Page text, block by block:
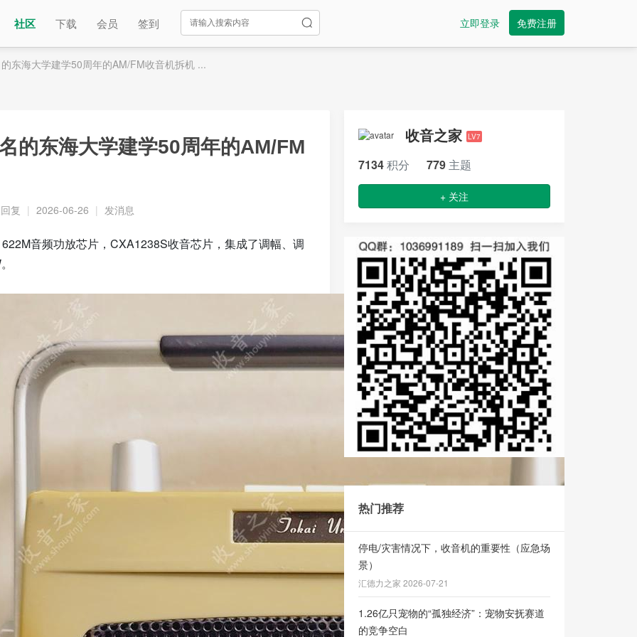
社区 下载 会员 签到 立即登录 免费注册
东海大学建学50周年的AM/FM收音机拆机 ...
的东海大学建学50周年的AM/FM
复 | 2026-06-26 | 发消息
音频功放芯片，CXA1238S收音芯片，集成了调幅、调
收音之家 LV7
7134积分 779 主题
+ 关注
热门推荐
停电/灾害情况下，收音机的重要性（应急场
景）
汇德力之家 2026-07-21
1.26亿只宠物的“孤独经济”：宠物安抚赛道
的竞争空白